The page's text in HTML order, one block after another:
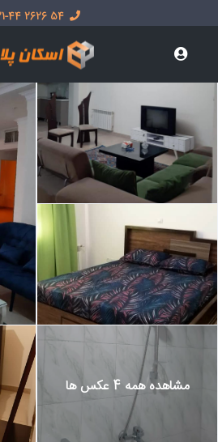
54 2626 021-44
مشاهده همه 4 عکس ها